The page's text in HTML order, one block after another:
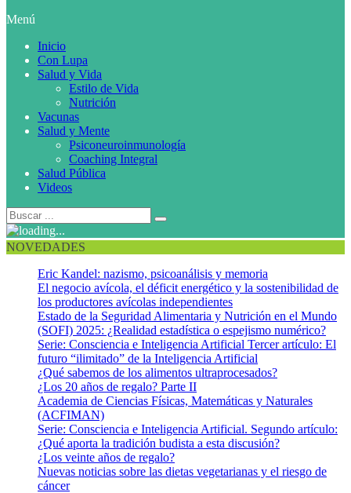
Menú
Inicio
Con Lupa
Salud y Vida
Estilo de Vida
Nutrición
Vacunas
Salud y Mente
Psiconeuroinmunología
Coaching Integral
Salud Pública
Videos
NOVEDADES
Eric Kandel: nazismo, psicoanálisis y memoria
El negocio avícola, el déficit energético y la sostenibilidad de
los productores avícolas independientes
Estado de la Seguridad Alimentaria y Nutrición en el Mundo
(SOFI) 2025: ¿Realidad estadística o espejismo numérico?
Serie: Consciencia e Inteligencia Artificial Tercer artículo: El
futuro “ilimitado” de la Inteligencia Artificial
¿Qué sabemos de los alimentos ultraprocesados?
¿Los 20 años de regalo? Parte II
Academia de Ciencias Físicas, Matemáticas y Naturales
(ACFIMAN)
Serie: Consciencia e Inteligencia Artificial. Segundo artículo:
¿Qué aporta la tradición budista a esta discusión?
¿Los veinte años de regalo?
Nuevas noticias sobre las dietas vegetarianas y el riesgo de
cáncer